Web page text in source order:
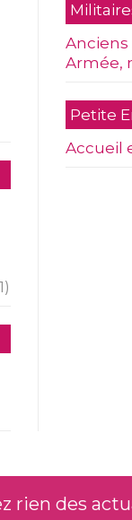
Armée,
Petite
Accueil
rien des